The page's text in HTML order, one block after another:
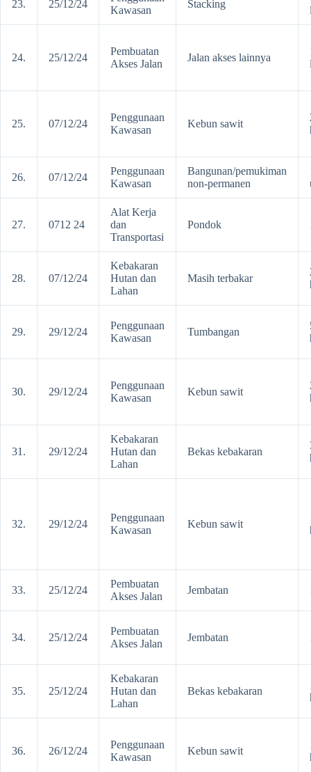
23. 25/12/24
Kawasan
Stacking
24. 25/12/24
Pembuatan
Akses Jalan
Jalan akses lainnya
25. 07/12/24
Penggunaan
Kawasan
Kebun sawit
26. 07/12/24
Penggunaan
Kawasan
Bangunan/pemukiman
non-permanen
27. 0712 24
Alat Kerja
dan
Transportasi
Pondok
28. 07/12/24
Kebakaran
Hutan dan
Lahan
Masih terbakar
29. 29/12/24
Penggunaan
Kawasan
Tumbangan
30. 29/12/24
Penggunaan
Kawasan
Kebun sawit
31. 29/12/24
Kebakaran
Hutan dan
Lahan
Bekas kebakaran
32. 29/12/24
Penggunaan
Kawasan
Kebun sawit
33. 25/12/24
Pembuatan
Akses Jalan
Jembatan
34. 25/12/24
Pembuatan
Akses Jalan
Jembatan
35. 25/12/24
Kebakaran
Hutan dan
Lahan
Bekas kebakaran
36. 26/12/24
Penggunaan
Kawasan
Kebun sawit